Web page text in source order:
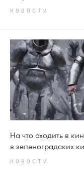
НОВОСТИ
На что сходить в
в зеленоградских
НОВОСТИ